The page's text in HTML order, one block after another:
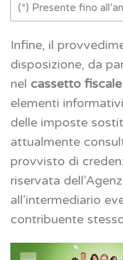
(*) Presente fino
Infine, il
disposizione, da
nel cassetto fiscale
elementi
delle imposte
attualmente
provvisto di
riservata
all’intermediario
contribuente